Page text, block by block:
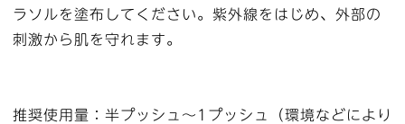
ラソルを塗布してください。紫外線をはじめ、外部の
刺激から肌を守れます。
推奨使用量：半プッシュ～1プッシュ（環境などにより